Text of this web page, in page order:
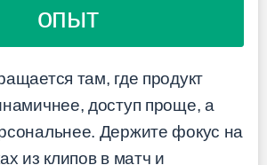
опыт
там, где продукт
доступ проще, а
Держите фокус на
из клипов в матч и